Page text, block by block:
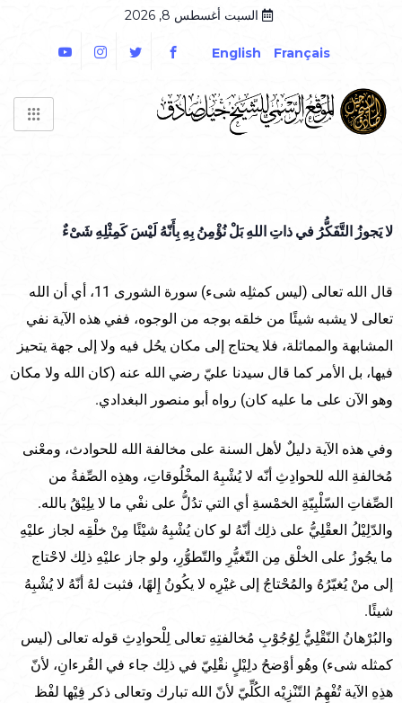
السبت أغسطس 8, 2026
Français
English
لا يَجوزُ التَّفَكُّرُ في ذاتِ اللهِ بَلْ نُؤْمِنُ بِهِ بِأَنّهُ لَيْسَ كَمِثْلِهِ شَىْءٌ
قال الله تعالى (ليس كمثلِه شىء) سورة الشورى 11، أي أن الله
تعالى لا يشبه شيئًا من خلقه بوجه من الوجوه، ففي هذه الآية نفي
المشابهة والمماثلة، فلا يحتاج إلى مكان يحُل فيه ولا إلى جهة يتحيز
فيها، بل الأمر كما قال سيدنا عليّ رضي الله عنه (كان الله ولا مكان
وهو الآن على ما عليه كان) رواه أبو منصور البغدادي.
وفي هذه الآية دليلٌ لأهل السنة على مخالفة الله للحوادث، ومعْنى
مُخالفةِ الله للحوادِثِ أنّه لا يُشْبِهُ المخْلُوقاتِ، وهذِه الصِّفةُ من
الصِّفاتِ السّلْبِيّةِ الخمْسةِ أي التي تدُلُّ على نفْي ما لا يلِيْقُ بالله.
والدّلِيْلُ العقْلِيُّ على ذلِك أنّهُ لو كان يُشْبِهُ شيْئًا مِنْ خلْقِه لجاز عليْهِ
ما يجُوزُ على الخلْق مِن التّغيُّرِ والتّطوُّرِ، ولو جاز عليْهِ ذلِك لاحْتاج
إلى منْ يُغيّرُهُ والمُحْتاجُ إلى غيْرِه لا يكُونُ إِلهًا، فثبت لهُ أنّهُ لا يُشْبِهُ
شيئًا.
والبُرْهانُ النّقْلِيُّ لِوُجُوْبِ مُخالفتِهِ تعالى لِلْحوادِثِ قوله تعالى (ليس
كمثله شىء) وهُو أوْضحُ دلِيْلٍ نقْلِيّ في ذلِك جاء في القُرءانِ، لأنّ
هذِهِ الآية تُفْهِمُ التّنْزِيْه الكُلِّيّ لأنّ الله تبارك وتعالى ذكر فِيْها لفْظ